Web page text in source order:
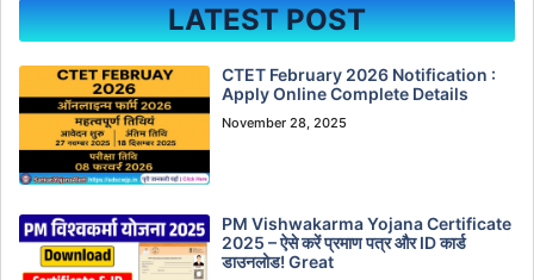
LATEST POST
CTET February 2026 Notification :
Apply Online Complete Details
November 28, 2025
PM Vishwakarma Yojana Certificate
2025 – ऐसे करें प्रमाण पत्र और ID कार्ड
डाउनलोड! Great